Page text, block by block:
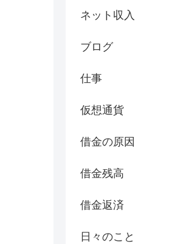
ネット収入
ブログ
仕事
仮想通貨
借金の原因
借金残高
借金返済
日々のこと